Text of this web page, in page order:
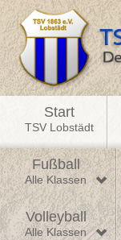
Start
TSV Lobstädt
Fußball
Alle Klassen
Volleyball
Alle Klassen